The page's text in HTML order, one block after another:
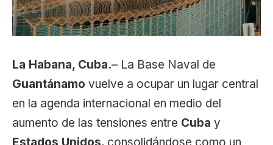
La Habana, Cuba.– La Base Naval de
Guantánamo vuelve a ocupar un lugar central
en la agenda internacional en medio del
aumento de las tensiones entre Cuba y
Estados Unidos, consolidándose como un